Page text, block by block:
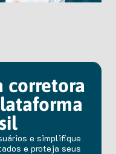
corretora
e simplifique
e proteja seus